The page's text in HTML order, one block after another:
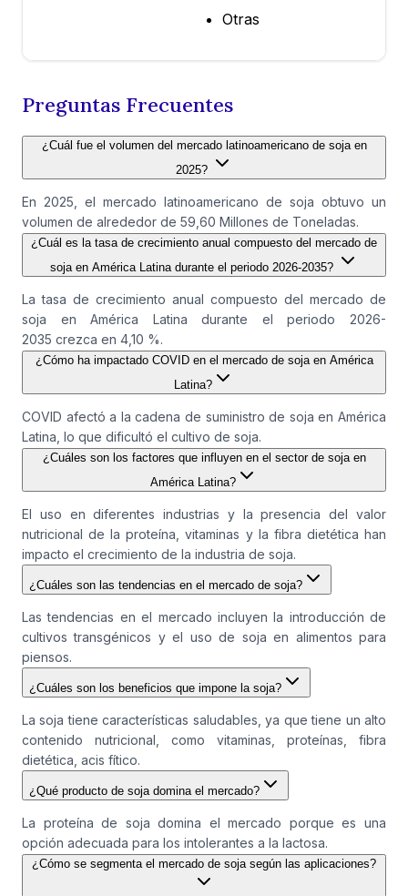
Otras
Preguntas Frecuentes
¿Cuál fue el volumen del mercado latinoamericano de soja en
2025?
En 2025, el mercado latinoamericano de soja obtuvo un
volumen de alrededor de 59,60 Millones de Toneladas.
¿Cuál es la tasa de crecimiento anual compuesto del mercado de
soja en América Latina durante el periodo 2026-2035?
La tasa de crecimiento anual compuesto del mercado de
soja en América Latina durante el periodo 2026-
2035 crezca en 4,10 %.
¿Cómo ha impactado COVID en el mercado de soja en América
Latina?
COVID afectó a la cadena de suministro de soja en América
Latina, lo que dificultó el cultivo de soja.
¿Cuáles son los factores que influyen en el sector de soja en
América Latina?
El uso en diferentes industrias y la presencia del valor
nutricional de la proteína, vitaminas y la fibra dietética han
impacto el crecimiento de la industria de soja.
¿Cuáles son las tendencias en el mercado de soja?
Las tendencias en el mercado incluyen la introducción de
cultivos transgénicos y el uso de soja en alimentos para
piensos.
¿Cuáles son los beneficios que impone la soja?
La soja tiene características saludables, ya que tiene un alto
contenido nutricional, como vitaminas, proteínas, fibra
dietética, acis fítico.
¿Qué producto de soja domina el mercado?
La proteína de soja domina el mercado porque es una
opción adecuada para los intolerantes a la lactosa.